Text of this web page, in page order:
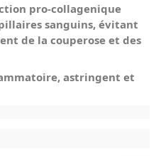
pro-collagenique
sanguins, évitant
de la couperose et des
astringent et